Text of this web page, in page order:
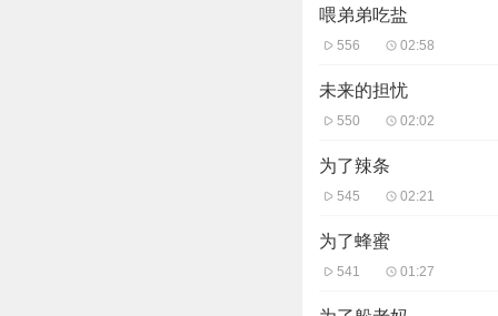
喂弟弟吃盐
556 02:58
未来的担忧
550 02:02
为了辣条
545 02:21
为了蜂蜜
541 01:27